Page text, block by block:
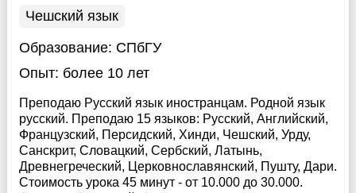
Чешский язык
Образование: СПбГУ
Опыт: более 10 лет
Преподаю Русский язык иностранцам. Родной язык
русский. Преподаю 15 языков: Русский, Английский,
Французский, Персидский, Хинди, Чешский, Урду,
Санскрит, Словацкий, Сербский, Латынь,
Древнегреческий, Церковнославянский, Пушту, Дари.
Стоимость урока 45 минут - от 10.000 до 30.000.